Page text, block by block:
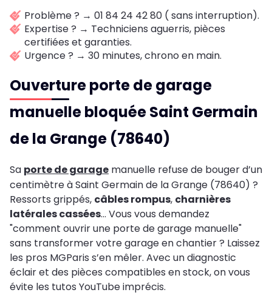
Problème ? → 01 84 24 42 80 ( sans interruption).
Expertise ? → Techniciens aguerris, pièces
certifiées et garanties.
Urgence ? → 30 minutes, chrono en main.
Ouverture porte de garage
manuelle bloquée Saint Germain
de la Grange (78640)
Sa porte de garage manuelle refuse de bouger d’un
centimètre à Saint Germain de la Grange (78640) ?
Ressorts grippés, câbles rompus, charnières
latérales cassées… Vous vous demandez
"comment ouvrir une porte de garage manuelle"
sans transformer votre garage en chantier ? Laissez
les pros MGParis s’en mêler. Avec un diagnostic
éclair et des pièces compatibles en stock, on vous
évite les tutos YouTube imprécis.